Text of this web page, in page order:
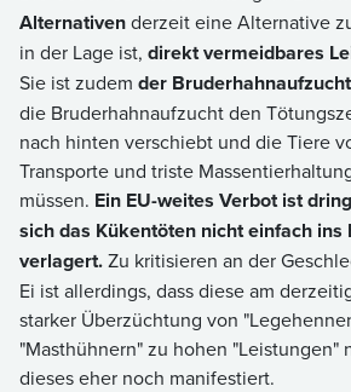
Alternativenderzeit eine Alternative
in der Lage ist, direkt vermeidbares
Sie ist zudem der
die Bruderhahnaufzucht den
nach hinten verschiebt und die Tiere
Transporte und triste
müssen. Ein EU-weites Verbot ist
sich das Kükentöten nicht einfach ins
verlagert.Zu kritisieren an der
Ei ist allerdings, dass diese am
starker Überzüchtung von
"Masthühnern" zu hohen "Leistungen"
dieses eher noch manifestiert.